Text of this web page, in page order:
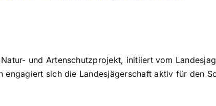
und Artenschutzprojekt, initiiert vom
engagiert sich die Landesjägerschaft aktiv für den